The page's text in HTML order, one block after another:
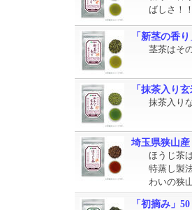
ばしさ！
「新茎の香
茎茶はそ
「抹茶入り
抹茶入り
埼玉県狭山
ほうじ茶
特蒸し製
わいの狭
「初摘み」